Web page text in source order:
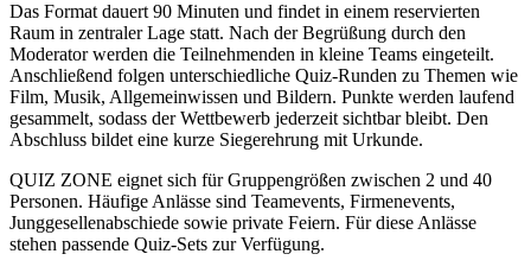
Das Format dauert 90 Minuten und findet in einem reservierten
Raum in zentraler Lage statt. Nach der Begrüßung durch den
Moderator werden die Teilnehmenden in kleine Teams eingeteilt.
Anschließend folgen unterschiedliche Quiz-Runden zu Themen wie
Film, Musik, Allgemeinwissen und Bildern. Punkte werden laufend
gesammelt, sodass der Wettbewerb jederzeit sichtbar bleibt. Den
Abschluss bildet eine kurze Siegerehrung mit Urkunde.
QUIZ ZONE eignet sich für Gruppengrößen zwischen 2 und 40
Personen. Häufige Anlässe sind Teamevents, Firmenevents,
Junggesellenabschiede sowie private Feiern. Für diese Anlässe
stehen passende Quiz-Sets zur Verfügung.